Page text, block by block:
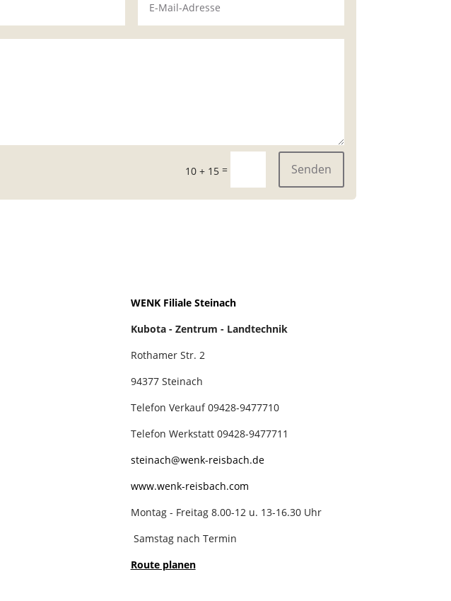
10 + 15= Senden
WENK Filiale Steinach
Kubota - Zentrum - Landtechnik
Rothamer Str. 2
94377 Steinach
Telefon Verkauf 09428-9477710
Telefon Werkstatt 09428-9477711
steinach@wenk-reisbach.de
www.wenk-reisbach.com
Montag - Freitag 8.00-12 u. 13-16.30 Uhr
Samstag nach Termin
Route planen